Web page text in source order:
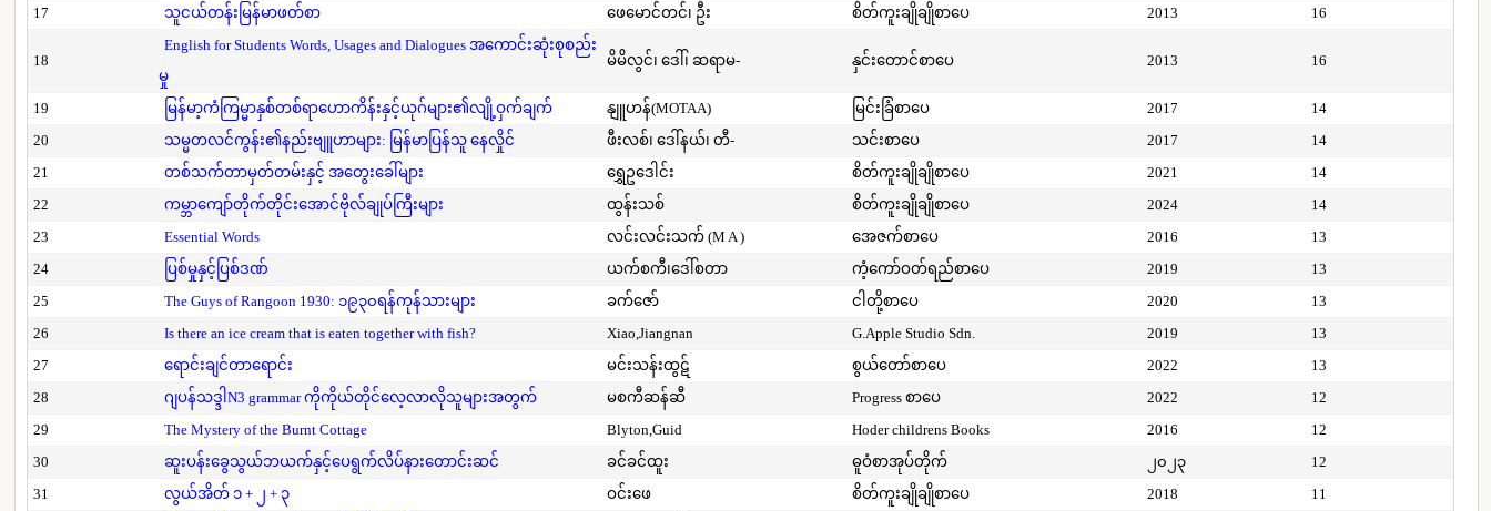
17
သူငယ်တန်းမြန်မာဖတ်စာ ဖေမောင်တင်၊ ဦး စိတ်ကူးချိုချိုစာပေ 2013 16
18
English for Students Words, Usages and Dialogues အကောင်းဆုံးစုစည်း
မှု
မိမိလွင်၊ ဒေါ်၊ ဆရာမ- နှင်းတောင်စာပေ 2013 16
19 မြန်မာ့ကံကြမ္မာနှစ်တစ်ရာဟောကိန်းနှင့်ယုဂ်များ၏လျို့ဝှက်ချက် နျူဟန်(MOTAA) မြင်းခြံစာပေ 2017
14
20
သမ္မတလင်ကွန်း၏နည်းဗျူဟာများ: မြန်မာပြန်သူ နေလှိုင် ဖီးလစ်၊ ဒေါ်နယ်၊ တီ- သင်းစာပေ 2017
14
21
တစ်သက်တာမှတ်တမ်းနှင့် အတွေးခေါ်များ ရွှေဥဒေါင်း စိတ်ကူးချိုချိုစာပေ 2021
14
22
ကမ္ဘာကျော်တိုက်တိုင်းအောင်ဗိုလ်ချုပ်ကြီးများ ထွန်းသစ် စိတ်ကူးချိုချိုစာပေ 2024
14
23
Essential Words လင်းလင်းသက် (M A ) အေဇက်စာပေ 2016
13
24
ပြစ်မှုနှင့်ပြစ်ဒဏ် ယက်စကီ၊ဒေါ်စတာ ကံ့ကော်ဝတ်ရည်စာပေ 2019
13
25
The Guys of Rangoon 1930: ၁၉၃၀ရန်ကုန်သားများ ခက်ဇော် ငါတို့စာပေ 2020
13
26
Is there an ice cream that is eaten together with fish? Xiao,Jiangnan G.Apple Studio Sdn. 2019
13
27
ရောင်းချင်တာရောင်း မင်းသန်းထွဋ် စွယ်တော်စာပေ 2022
13
28
ဂျပန်သဒ္ဒါN3 grammar ကိုကိုယ်တိုင်လေ့လာလိုသူများအတွက် မစကီဆန်ဆီ Progress စာပေ 2022
12
29
The Mystery of the Burnt Cottage Blyton,Guid Hoder childrens Books 2016
12
30
ဆူးပန်းခွေသွယ်ဘယက်နှင့်ပေရွက်လိပ်နားတောင်းဆင် ခင်ခင်ထူး ဓူဝံစာအုပ်တိုက် ၂၀၂၃
12
31
လွယ်အိတ် ၁ + ၂ + ၃ ဝင်းဖေ စိတ်ကူးချိုချိုစာပေ 2018
11